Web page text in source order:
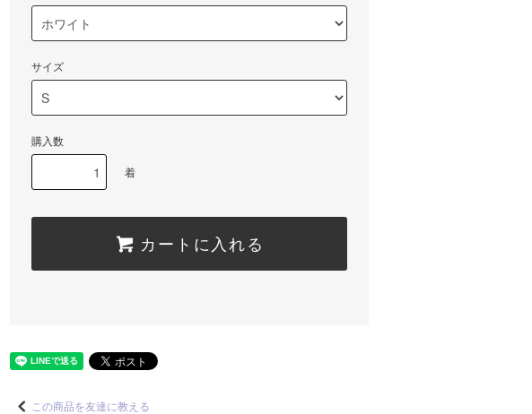
サイズ
購入数
着
カートに入れる
この商品を友達に教える